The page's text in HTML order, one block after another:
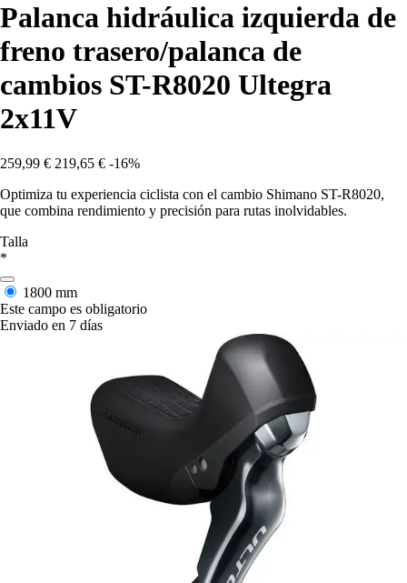
Palanca hidráulica izquierda de
freno trasero/palanca de
cambios ST-R8020 Ultegra
2x11V
259,99 € 219,65 € -16%
Optimiza tu experiencia ciclista con el cambio Shimano ST-R8020,
que combina rendimiento y precisión para rutas inolvidables.
Talla
*
1800 mm
Este campo es obligatorio
Enviado en 7 días